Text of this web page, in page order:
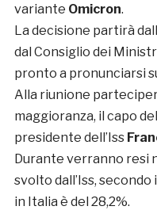
variante Omicron.
La decisione partirà
dal Consiglio dei
pronto a pronunciarsi
Alla riunione
maggioranza, il capo
presidente dell’Iss
Durante verranno resi
svolto dall’Iss,
in Italia è del 28,2%.